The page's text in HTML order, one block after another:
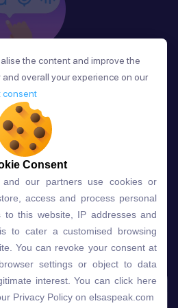
Hồi
học nhận phản hồi về phát
lập tức, giúp cải thiện kỹ năng
nhanh chóng.
học ELSA dành
bạn
Free Premium
the content and improve the
overall your experience on our
consent
Consent
our partners use cookies or
access and process personal
this website, IP addresses and
to cater a customised browsing
You can revoke your consent at
settings or object to data
interest. You can click here
Privacy Policy on elsaspeak.com
the content and improve the
overall your experience on our
consent
Consent
our partners use cookies or
access and process personal
this website, IP addresses and
to cater a customised browsing
You can revoke your consent at
settings or object to data
interest. You can click here
Privacy Policy on elsaspeak.com